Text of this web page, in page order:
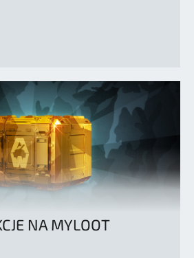
NA MYLOOT